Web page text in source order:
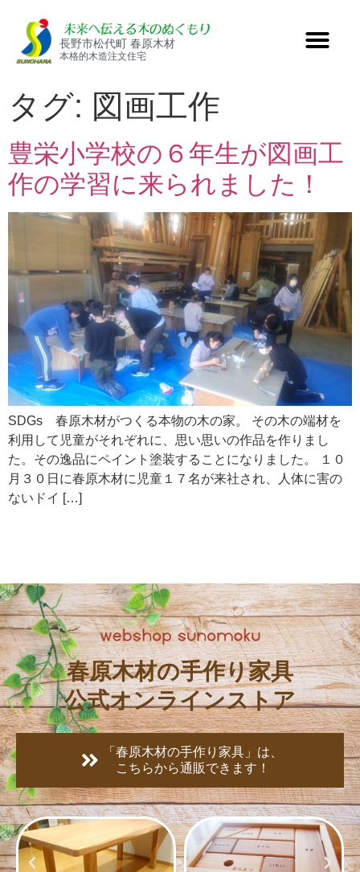
長野市松代町 春原木材
本格的木造注文住宅
タグ: 図画工作
豊栄小学校の６年生が図画工
作の学習に来られました！
SDGs 春原木材がつくる本物の木の家。 その木の端材を
利用して児童がそれぞれに、思い思いの作品を作りまし
た。その逸品にペイント塗装することになりました。 １０
月３０日に春原木材に児童１７名が来社され、人体に害の
ないドイ […]
春原木材の手作り家具
公式オンラインストア
「春原木材の手作り家具」は、
こちらから通販できます！